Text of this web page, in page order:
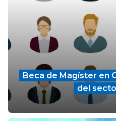
Beca de Magíster en
del